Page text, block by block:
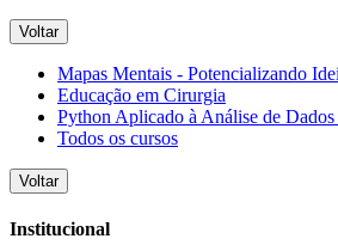
Voltar
Mapas Mentais - Potencializando
Educação em Cirurgia
Python Aplicado à Análise de
Todos os cursos
Voltar
Institucional